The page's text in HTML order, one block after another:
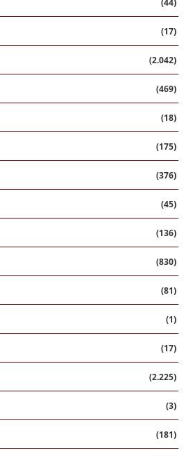
(44)
(17)
(2.042)
(469)
(18)
(175)
(376)
(45)
(136)
(830)
(81)
(1)
(17)
(2.225)
(3)
(181)